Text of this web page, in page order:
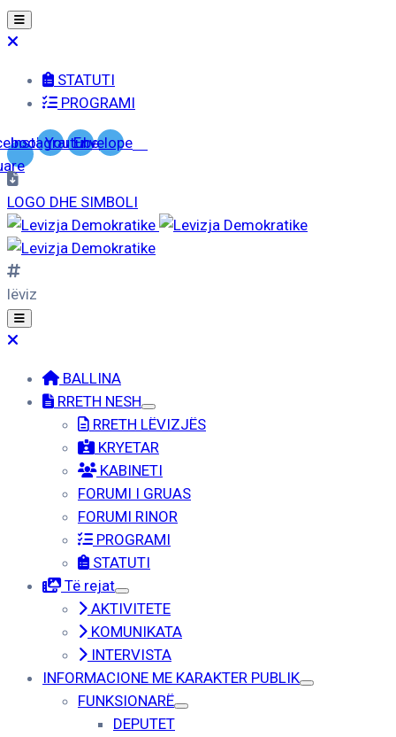
STATUTI
PROGRAMI
Instagram
YoutubeEnvelope
LOGO DHE SIMBOLI
lëviz
BALLINA
RRETH NESH
RRETH LËVIZJËS
KRYETAR
KABINETI
FORUMI I GRUAS
FORUMI RINOR
PROGRAMI
STATUTI
Të rejat
AKTIVITETE
KOMUNIKATA
INTERVISTA
INFORMACIONE ME KARAKTER PUBLIK
FUNKSIONARË
DEPUTET